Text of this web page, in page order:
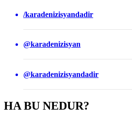
/karadenizisyandadir
@karadenizisyan
@karadenizisyandadir
HA BU NEDUR?